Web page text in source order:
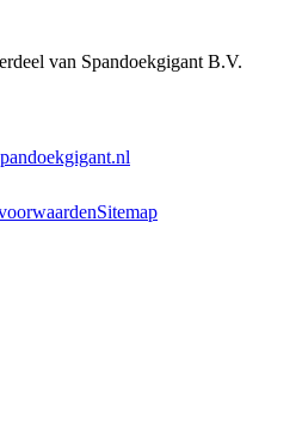
van Spandoekgigant B.V.
Sitemap